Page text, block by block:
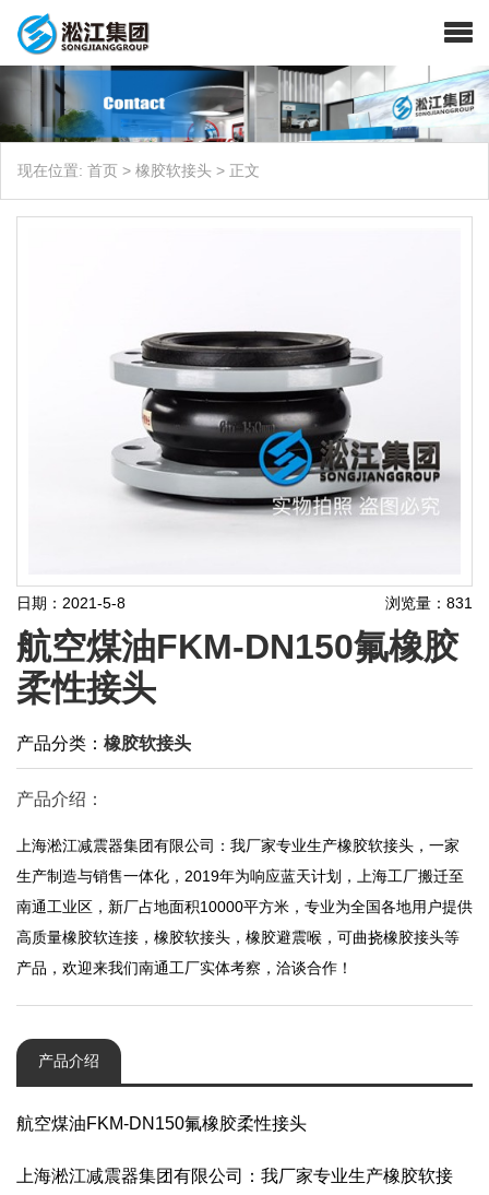
现在位置: 首页 > 橡胶软接头 > 正文
日期：2021-5-8 浏览量：831
航空煤油FKM-DN150氟橡胶
柔性接头
产品分类： 橡胶软接头
产品介绍：
上海淞江减震器集团有限公司：我厂家专业生产橡胶软接头，一家
生产制造与销售一体化，2019年为响应蓝天计划，上海工厂搬迁至
南通工业区，新厂占地面积10000平方米，专业为全国各地用户提供
高质量橡胶软连接，橡胶软接头，橡胶避震喉，可曲挠橡胶接头等
产品，欢迎来我们南通工厂实体考察，洽谈合作！
产品介绍
航空煤油FKM-DN150氟橡胶柔性接头
上海淞江减震器集团有限公司：我厂家专业生产橡胶软接